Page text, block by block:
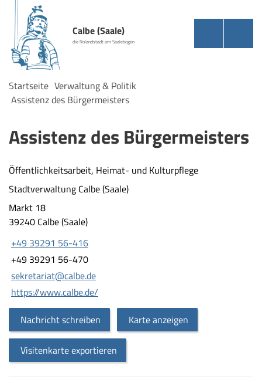
Calbe (Saale)
die Rolandstadt am Saalebogen
Startseite Verwaltung & Politik
Assistenz des Bürgermeisters
Assistenz des Bürgermeisters
Öffentlichkeitsarbeit, Heimat- und Kulturpflege
Stadtverwaltung Calbe (Saale)
Markt 18
39240 Calbe (Saale)
+49 39291 56-416
+49 39291 56-470
sekretariat@calbe.de
https://www.calbe.de/
Nachricht schreiben
Karte anzeigen
Visitenkarte exportieren